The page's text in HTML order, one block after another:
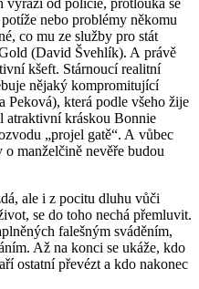
nebo problémy někomu
co mu ze služby pro stát
(David Švehlík). A právě
kšeft. Stárnoucí realitní
nějaký kompromitující
Peková), která podle všeho žije
atraktivní kráskou Bonnie
„projel gatě“. A vůbec
manželčině nevěře budou
ale i z pocitu dluhu vůči
se do toho nechá přemluvit.
falešným sváděním,
Až na konci se ukáže, kdo
ostatní převézt a kdo nakonec